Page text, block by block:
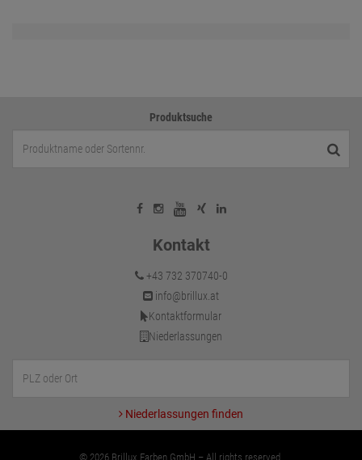
Produktsuche
Kontakt
+43 732 370740-0
info@brillux.at
Kontaktformular
Niederlassungen
Niederlassungen finden
© 2026 Brillux Farben GmbH – All rights reserved.